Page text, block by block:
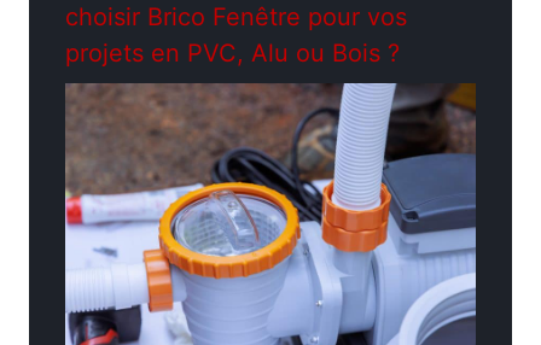
choisir Brico Fenêtre pour vos
projets en PVC, Alu ou Bois ?